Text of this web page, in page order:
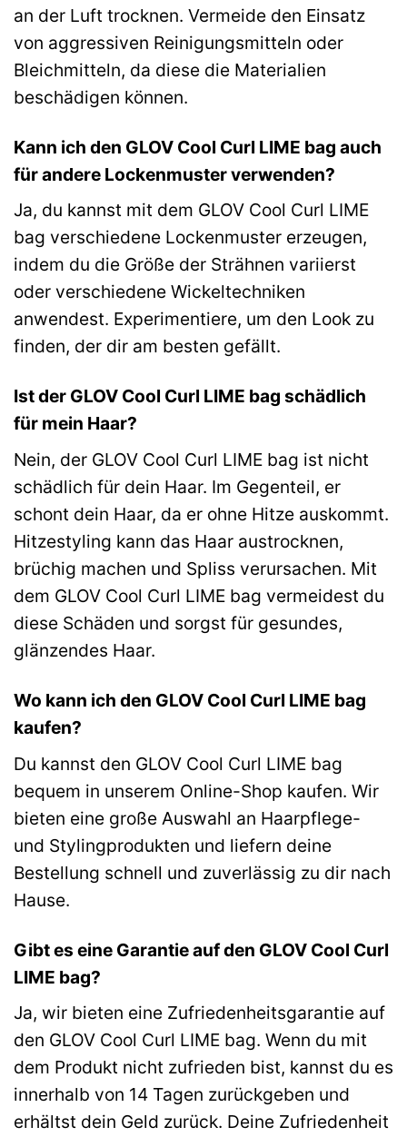
an der Luft trocknen. Vermeide den Einsatz
von aggressiven Reinigungsmitteln oder
Bleichmitteln, da diese die Materialien
beschädigen können.
Kann ich den GLOV Cool Curl LIME bag auch
für andere Lockenmuster verwenden?
Ja, du kannst mit dem GLOV Cool Curl LIME
bag verschiedene Lockenmuster erzeugen,
indem du die Größe der Strähnen variierst
oder verschiedene Wickeltechniken
anwendest. Experimentiere, um den Look zu
finden, der dir am besten gefällt.
Ist der GLOV Cool Curl LIME bag schädlich
für mein Haar?
Nein, der GLOV Cool Curl LIME bag ist nicht
schädlich für dein Haar. Im Gegenteil, er
schont dein Haar, da er ohne Hitze auskommt.
Hitzestyling kann das Haar austrocknen,
brüchig machen und Spliss verursachen. Mit
dem GLOV Cool Curl LIME bag vermeidest du
diese Schäden und sorgst für gesundes,
glänzendes Haar.
Wo kann ich den GLOV Cool Curl LIME bag
kaufen?
Du kannst den GLOV Cool Curl LIME bag
bequem in unserem Online-Shop kaufen. Wir
bieten eine große Auswahl an Haarpflege-
und Stylingprodukten und liefern deine
Bestellung schnell und zuverlässig zu dir nach
Hause.
Gibt es eine Garantie auf den GLOV Cool Curl
LIME bag?
Ja, wir bieten eine Zufriedenheitsgarantie auf
den GLOV Cool Curl LIME bag. Wenn du mit
dem Produkt nicht zufrieden bist, kannst du es
innerhalb von 14 Tagen zurückgeben und
erhältst dein Geld zurück. Deine Zufriedenheit